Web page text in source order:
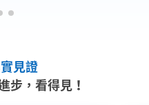
最高的數位學習平台。
見證
步，看得見！